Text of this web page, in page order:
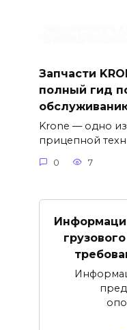
Запчасти
полный гид
Krone — одно
прицепной
0 7